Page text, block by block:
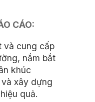
CÁO:
và cung cấp
nắm bắt
khúc
xây dựng
quả.